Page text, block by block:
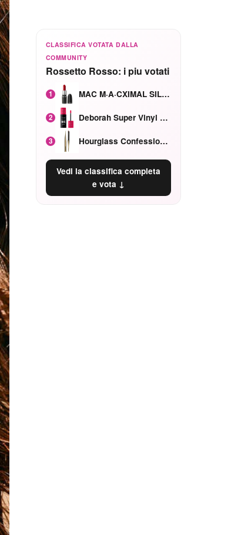
CLASSIFICA VOTATA DALLA
COMMUNITY
Rossetto Rosso: i piu votati
1 MAC M·A·CXIMAL SILKY MATTE Red Rock mat
2 Deborah Super Vinyl Shake Rosa Ciliegia
3 Hourglass Confession Ricaricabile Ultra Preciso Ad Alta Intensità Secretly Classic Red
Vedi la classifica completa
e vota ↓